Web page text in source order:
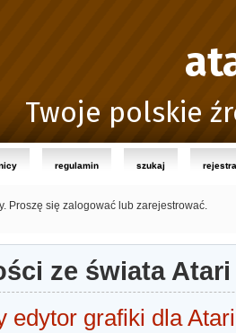
Twoje polskie
regulamin szukaj
Proszę się zalogować lub zarejestrować.
ze świata Atari
edytor grafiki dla Atari